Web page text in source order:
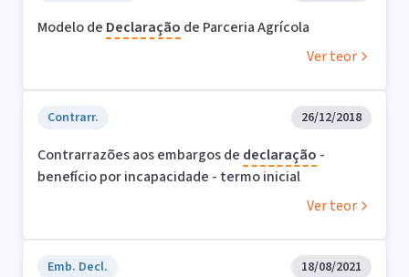
Modelo de Declaração de Parceria Agrícola
Ver teor
Contrarr. 26/12/2018
Contrarrazões aos embargos de declaração -
benefício por incapacidade - termo inicial
Ver teor
Emb. Decl. 18/08/2021